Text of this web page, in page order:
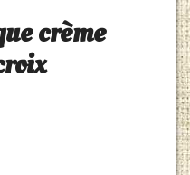
crème